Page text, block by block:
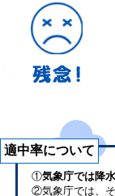
適中率について
①気象庁では降
②気象庁では、